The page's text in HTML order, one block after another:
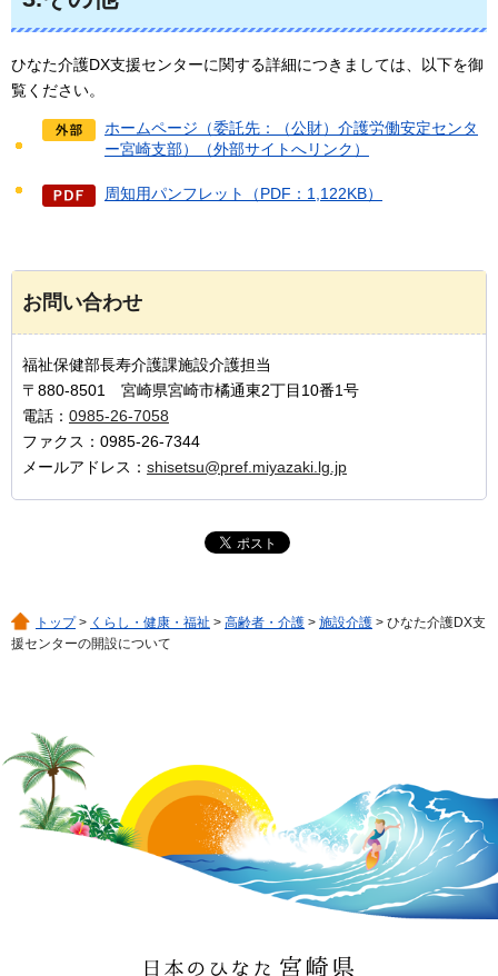
ひなた介護DX支援センターに関する詳細につきましては、以下を御
覧ください。
ホームページ（委託先：（公財）介護労働安定センタ
ー宮崎支部）（外部サイトへリンク）
周知用パンフレット（PDF：1,122KB）
お問い合わせ
福祉保健部長寿介護課施設介護担当
〒880-8501 宮崎県宮崎市橘通東2丁目10番1号
電話： 0985-26-7058
ファクス：0985-26-7344
メールアドレス： shisetsu@pref.miyazaki.lg.jp
トップ> くらし・健康・福祉 > 高齢者・介護 > 施設介護 > ひなた介護DX支
援センターの開設について
日本のひなた 宮崎県